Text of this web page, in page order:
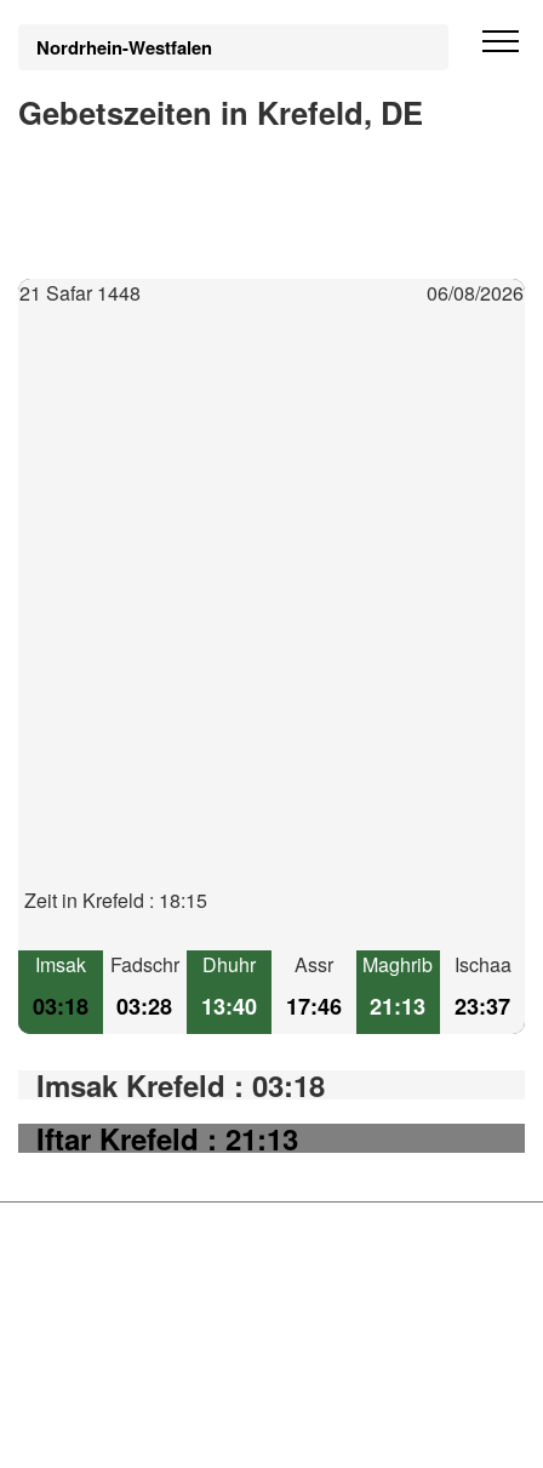
Nordrhein-Westfalen
Gebetszeiten in Krefeld, DE
21 Safar 1448 06/08/2026
Zeit in Krefeld : 18:15
Imsak
03:18
Fadschr
03:28
Dhuhr
13:40
Assr
17:46
Maghrib
21:13
Ischaa
23:37
Imsak Krefeld : 03:18
Iftar Krefeld : 21:13